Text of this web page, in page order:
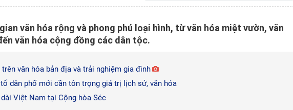
văn hóa rộng và phong phú loại hình, từ văn hóa miệt vườn, văn
văn hóa cộng đồng các dân tộc.
văn hóa bản địa và trải nghiệm gia đình
dân phố mới cần tôn trọng giá trị lịch sử, văn hóa
Việt Nam tại Cộng hòa Séc